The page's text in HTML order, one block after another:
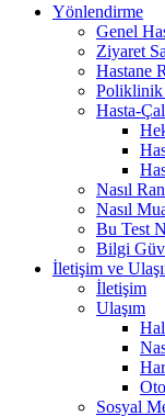
Yönlendirme
Genel
Ziyaret
Hastane
Poliklinik
Hasta-
Nasıl
Nasıl
Bu Test
Bilgi
İletişim ve
İletişim
Ulaşım
Sosyal